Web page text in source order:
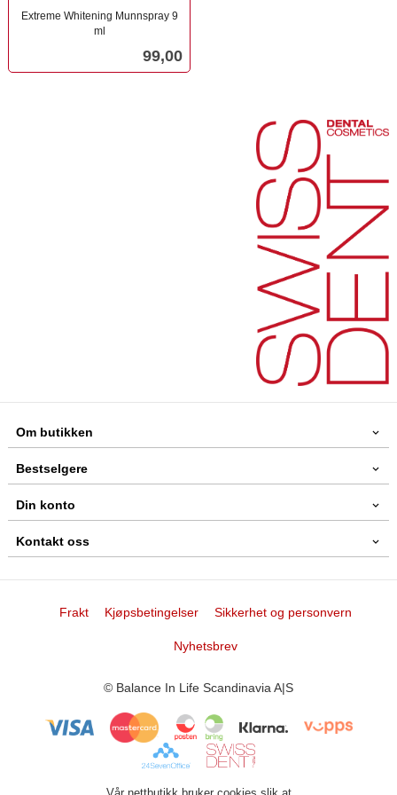
Extreme Whitening Munnspray 9
ml
Pris
99,00
Om butikken
Bestselgere
Din konto
Kontakt oss
Frakt Kjøpsbetingelser Sikkerhet og personvern
Nyhetsbrev
© Balance In Life Scandinavia A|S